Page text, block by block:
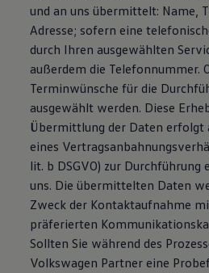
und an uns übermittelt: Name,
Adresse; sofern eine
durch Ihren ausgewählten
außerdem die Telefonnummer.
Terminwünsche für die
ausgewählt werden. Diese
Übermittlung der Daten erfolgt
eines
lit. b DSGVO) zur
uns. Die übermittelten Daten
Zweck der Kontaktaufnahme
präferierten
Sollten Sie während des
Volkswagen Partner eine